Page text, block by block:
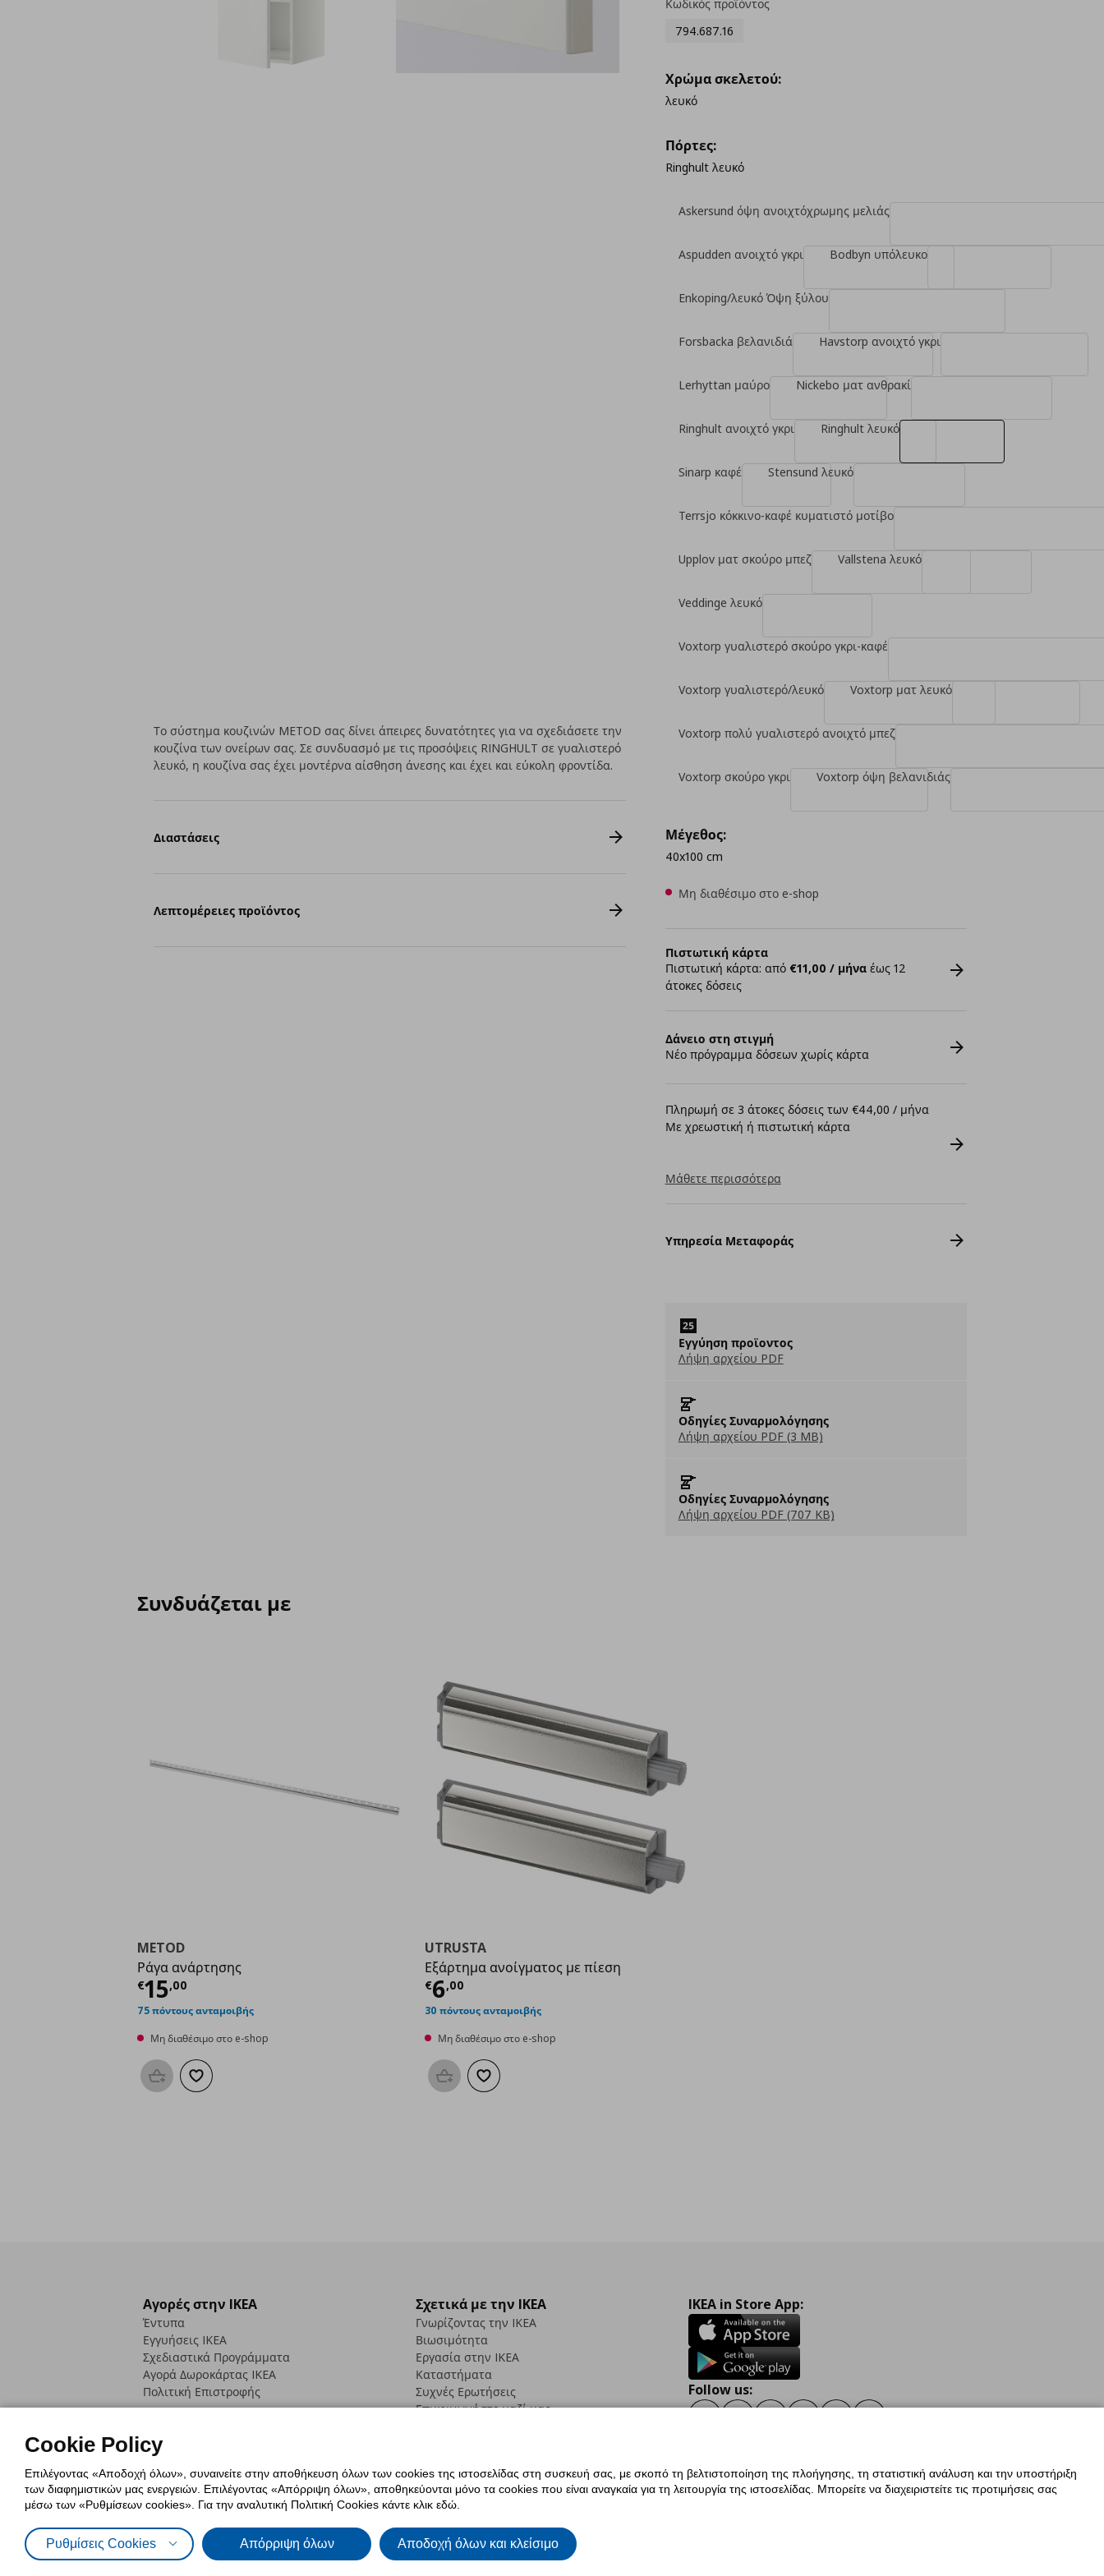
Κωδικός προϊόντος
794.687.16
Χρώμα σκελετού:
λευκό
Πόρτες:
Ringhult λευκό
Askersund όψη ανοιχτόχρωμης μελιάς
Aspudden ανοιχτό γκρι Bodbyn υπόλευκο
Enkoping/λευκό Όψη ξύλου
Forsbacka βελανιδιά Havstorp ανοιχτό γκρι
Lerhyttan μαύρο Nickebo ματ ανθρακί
Ringhult ανοιχτό γκρι Ringhult λευκό
Sinarp καφέ Stensund λευκό
Terrsjo κόκκινο-καφέ κυματιστό μοτίβο
Upplov ματ σκούρο μπεζ Vallstena λευκό
Veddinge λευκό
Voxtorp γυαλιστερό σκούρο γκρι-καφέ
Voxtorp γυαλιστερό/λευκό Voxtorp ματ λευκό
Voxtorp πολύ γυαλιστερό ανοιχτό μπεζ
Voxtorp σκούρο γκρι Voxtorp όψη βελανιδιάς
Μέγεθος:
40x100 cm
Μη διαθέσιμο στο e-shop
Πιστωτική κάρτα
Πιστωτική κάρτα: από €11,00 / μήναέως 12
άτοκες δόσεις
Δάνειο στη στιγμή
Νέο πρόγραμμα δόσεων χωρίς κάρτα
Πληρωμή σε 3 άτοκες δόσεις των €44,00 / μήνα
Με χρεωστική ή πιστωτική κάρτα
Μάθετε περισσότερα
Υπηρεσία Μεταφοράς
Εγγύηση προϊοντος
Λήψη αρχείου PDF
Οδηγίες Συναρμολόγησης
Λήψη αρχείου PDF (3 MB)
Οδηγίες Συναρμολόγησης
Λήψη αρχείου PDF (707 KB)
Το σύστημα κουζινών METOD σας δίνει άπειρες δυνατότητες για να σχεδιάσετε την
κουζίνα των ονείρων σας. Σε συνδυασμό με τις προσόψεις RINGHULT σε γυαλιστερό
λευκό, η κουζίνα σας έχει μοντέρνα αίσθηση άνεσης και έχει και εύκολη φροντίδα.
Διαστάσεις
Λεπτομέρειες προϊόντος
Συνδυάζεται με
METOD
Ράγα ανάρτησης
€15,00
Τρέχουσα τιμή
75 πόντους ανταμοιβής
Μη διαθέσιμο στο e-shop
Προσθήκη στο καλάθι
Προσθήκη στα αγαπημένα
UTRUSTA
Εξάρτημα ανοίγματος με πίεση
€6,00
Τρέχουσα τιμή
30 πόντους ανταμοιβής
Μη διαθέσιμο στο e-shop
Προσθήκη στο καλάθι
Προσθήκη στα αγαπημένα
Αγορές στην IKEA
Έντυπα
Εγγυήσεις IKEA
Σχεδιαστικά Προγράμματα
Αγορά Δωρoκάρτας IKEA
Πολιτική Επιστροφής
Σχετικά με την IKEA
Γνωρίζοντας την IKEA
Βιωσιμότητα
Εργασία στην IKEA
Καταστήματα
Συχνές Ερωτήσεις
Επικοινωνήστε μαζί μας
IKEA in Store App:
Follow us:
Πολιτική Cookies Δήλωση ψηφιακής προσβασιμότητας
Γενική Πολιτική Προσωπικών Δεδομένων
Cookie Policy
Επιλέγοντας «Αποδοχή όλων», συναινείτε στην αποθήκευση όλων των cookies της ιστοσελίδας στη συσκευή σας, με σκοπό τη βελτιστοποίηση της πλοήγησης, τη στατιστική ανάλυση και την υποστήριξη
των διαφημιστικών μας ενεργειών. Επιλέγοντας «Απόρριψη όλων», αποθηκεύονται μόνο τα cookies που είναι αναγκαία για τη λειτουργία της ιστοσελίδας. Μπορείτε να διαχειριστείτε τις προτιμήσεις σας
μέσω των «Ρυθμίσεων cookies». Για την αναλυτική Πολιτική Cookies κάντε κλικ εδώ.
Ρυθμίσεις Cookies Απόρριψη όλων Αποδοχή όλων και κλείσιμο